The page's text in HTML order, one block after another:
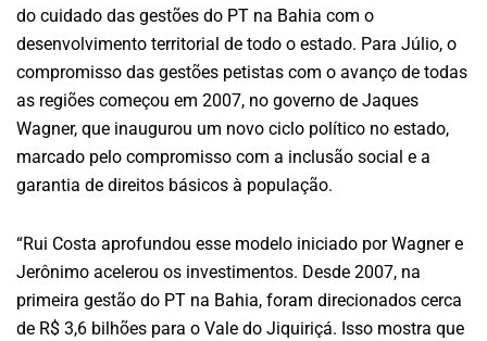
do cuidado das gestões do PT na Bahia com o
desenvolvimento territorial de todo o estado. Para Júlio, o
compromisso das gestões petistas com o avanço de todas
as regiões começou em 2007, no governo de Jaques
Wagner, que inaugurou um novo ciclo político no estado,
marcado pelo compromisso com a inclusão social e a
garantia de direitos básicos à população.
“Rui Costa aprofundou esse modelo iniciado por Wagner e
Jerônimo acelerou os investimentos. Desde 2007, na
primeira gestão do PT na Bahia, foram direcionados cerca
de R$ 3,6 bilhões para o Vale do Jiquiriçá. Isso mostra que